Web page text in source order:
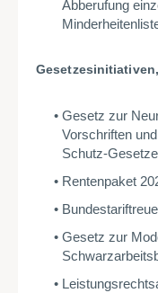
Abberufung
Gesetz zur
Vorschriften
Schutz-
Rentenpaket
Gesetz zur